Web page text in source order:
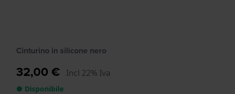
Cinturino in silicone nero
32,00 € Incl 22% Iva
● Disponibile